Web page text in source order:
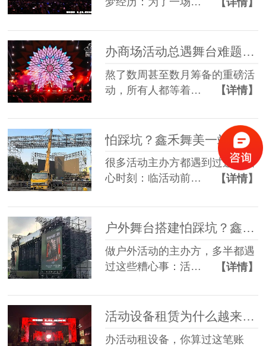
办商场活动总遇舞台难题？鑫禾舞美一站式帮你解决
熬了数周甚至数月筹备的重磅活
动，所有人都等着…
【详情】
怕踩坑？鑫禾舞美一站式租赁搭建帮你省一半心
很多活动主办方都遇到过这些糟
心时刻：临活动前…
【详情】
户外舞台搭建怕踩坑？鑫禾舞美给你稳稳的保障
做户外活动的主办方，多半都遇
过这些糟心事：活…
【详情】
活动设备租赁为什么越来越多人选一站式？
办活动租设备，你算过这笔账